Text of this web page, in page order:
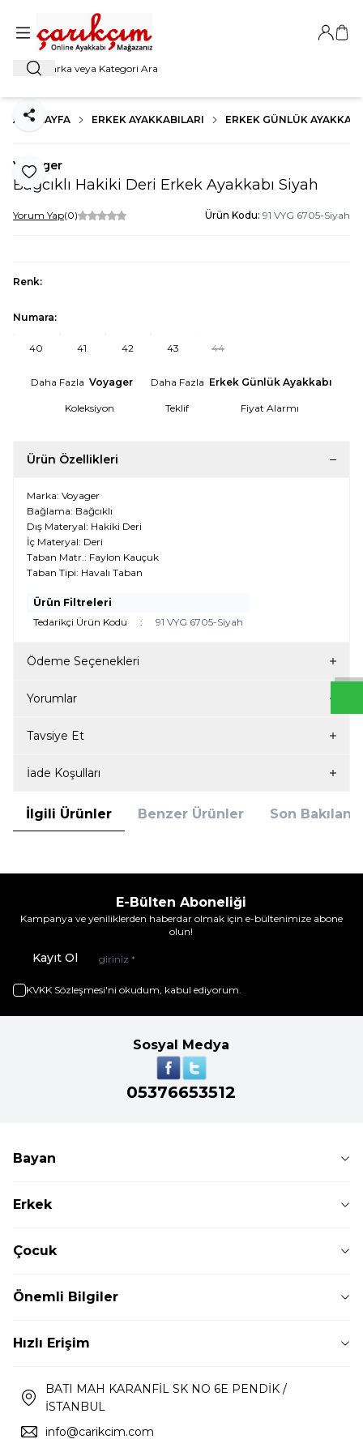
Ara
Giriş
ANA SAYFA ERKEK AYAKKABILARI ERKEK GÜNLÜK AYAKKABI
Favoriye Ekle
Paylaş
Voyager
Bağcıklı Hakiki Deri Erkek Ayakkabı Siyah
Yorum Yap(0) Ürün Kodu: 91 VYG 6705-Siyah
Renk:
Numara:
40 41 42 43 44
Daha Fazla Voyager Daha Fazla Erkek Günlük Ayakkabı
Koleksiyon Teklif Fiyat Alarmı
Ürün Özellikleri
Marka: Voyager
Bağlama: Bağcıklı
Dış Materyal: Hakiki Deri
İç Materyal: Deri
Taban Matr.: Faylon Kauçuk
Taban Tipi: Havalı Taban
Ürün Filtreleri
Tedarikçi Ürün Kodu
: 91 VYG 6705-Siyah
Ödeme Seçenekleri
Yorumlar
Tavsiye Et
İade Koşulları
İlgili Ürünler Benzer Ürünler Son
E-Bülten Aboneliği
Kampanya ve yeniliklerden haberdar olmak için e-bültenimize abone
olun!
Kayıt Ol
KVKK Sözleşmesi'ni okudum, kabul ediyorum.
Sosyal Medya
05376653512
Bayan
Erkek
Çocuk
Önemli Bilgiler
Hızlı Erişim
BATI MAH KARANFİL SK NO 6E PENDİK /
İSTANBUL
info@carikcim.com